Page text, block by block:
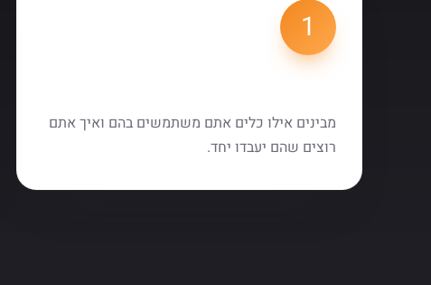
1
מבינים אילו כלים אתם משתמשים בהם ואיך אתם
רוצים שהם יעבדו יחד.